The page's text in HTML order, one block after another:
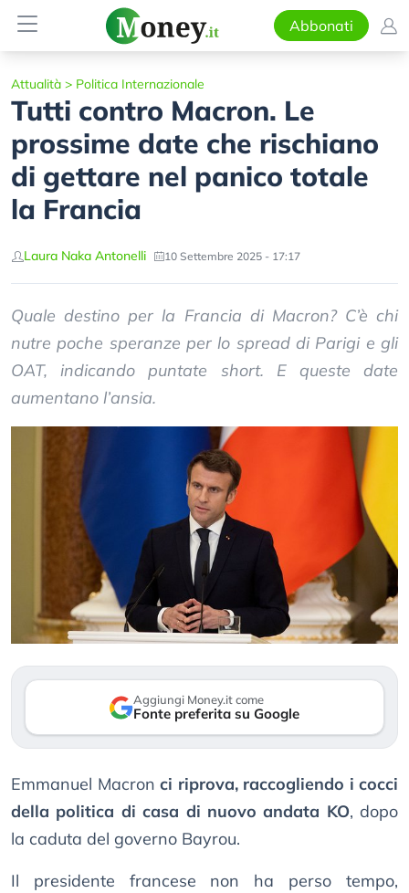
Abbonati
Attualità > Politica Internazionale
Tutti contro Macron. Le
prossime date che rischiano
di gettare nel panico totale
la Francia
Laura Naka Antonelli 10 Settembre 2025 - 17:17
Quale destino per la Francia di Macron? C’è chi
nutre poche speranze per lo spread di Parigi e gli
OAT, indicando puntate short. E queste date
aumentano l’ansia.
Aggiungi Money.it come
Fonte preferita su Google
Emmanuel Macron ci riprova, raccogliendo i cocci
della politica di casa di nuovo andata KO, dopo
la caduta del governo Bayrou.
Il presidente francese non ha perso tempo,